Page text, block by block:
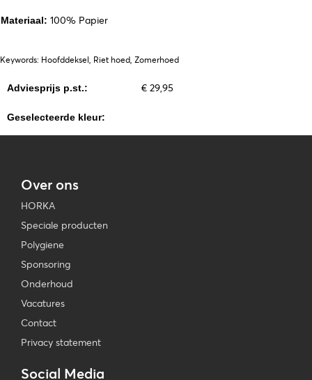
Materiaal: 100% Papier
Keywords: Hoofddeksel, Riet hoed, Zomerhoed
Adviesprijs p.st.: € 29,95
Geselecteerde kleur:
Over ons
HORKA
Speciale producten
Polygiene
Sponsoring
Onderhoud
Vacatures
Contact
Privacy statement
Social Media